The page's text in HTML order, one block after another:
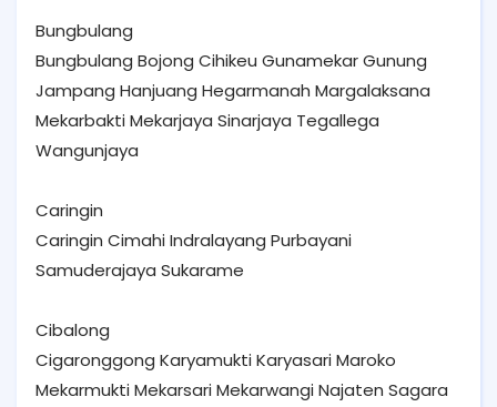
Bungbulang
Bungbulang Bojong Cihikeu Gunamekar Gunung
Jampang Hanjuang Hegarmanah Margalaksana
Mekarbakti Mekarjaya Sinarjaya Tegallega
Wangunjaya
Caringin
Caringin Cimahi Indralayang Purbayani
Samuderajaya Sukarame
Cibalong
Cigaronggong Karyamukti Karyasari Maroko
Mekarmukti Mekarsari Mekarwangi Najaten Sagara